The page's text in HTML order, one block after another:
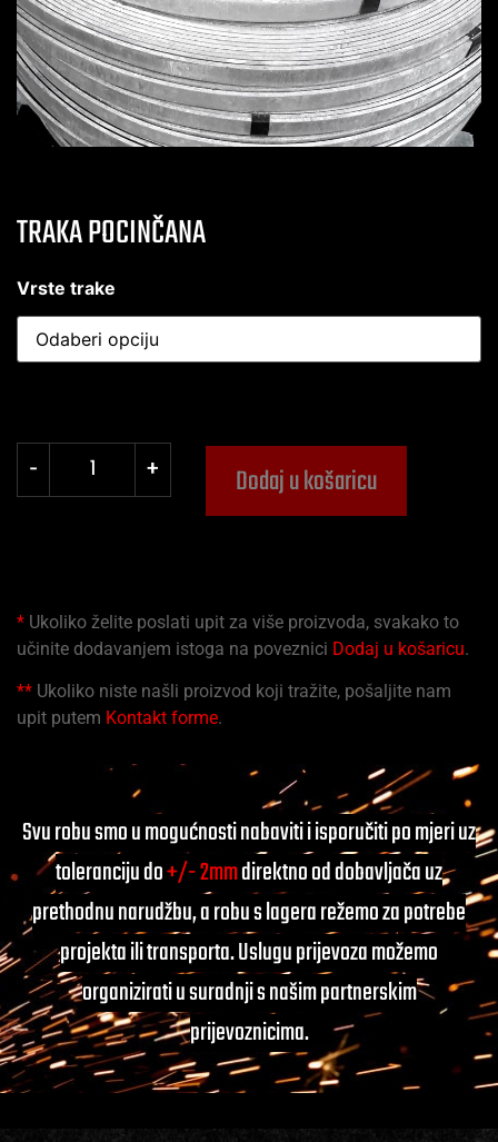
TRAKA POCINČANA
Vrste trake
- + Dodaj u košaricu
* Ukoliko želite poslati upit za više proizvoda, svakako to
učinite dodavanjem istoga na poveznici Dodaj u košaricu.
** Ukoliko niste našli proizvod koji tražite, pošaljite nam
upit putem Kontakt forme.
Svu robu smo u mogućnosti nabaviti i isporučiti po mjeri uz
toleranciju do+/- 2mmdirektno od dobavljača uz
prethodnu narudžbu, a robu s lagera režemo za potrebe
projekta ili transporta. Uslugu prijevoza možemo
organizirati u suradnji s našim partnerskim
prijevoznicima.